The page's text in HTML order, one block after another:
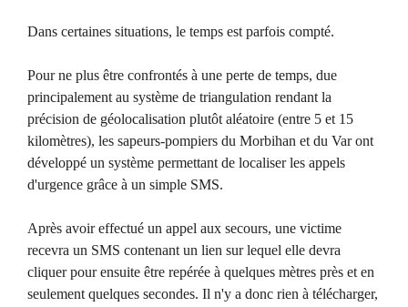
Dans certaines situations, le temps est parfois compté.
Pour ne plus être confrontés à une perte de temps, due
principalement au système de triangulation rendant la
précision de géolocalisation plutôt aléatoire (entre 5 et 15
kilomètres), les sapeurs-pompiers du Morbihan et du Var ont
développé un système permettant de localiser les appels
d'urgence grâce à un simple SMS.
Après avoir effectué un appel aux secours, une victime
recevra un SMS contenant un lien sur lequel elle devra
cliquer pour ensuite être repérée à quelques mètres près et en
seulement quelques secondes. Il n'y a donc rien à télécharger,